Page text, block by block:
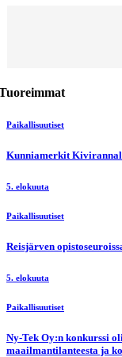
Paikallisuutiset
Kunniamerkit
5. elokuuta
Paikallisuutiset
Reisjärven
5. elokuuta
Paikallisuutiset
Ny-Tek Oy:n konkurssi
maailmantilanteesta ja